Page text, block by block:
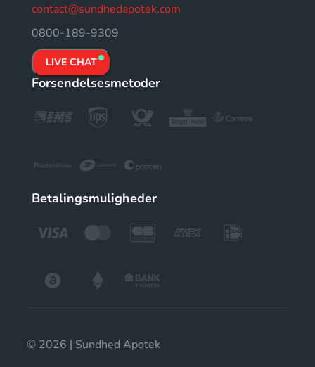
contact@sundhedapotek.com
0800-189-9309
LIVE CHAT
Forsendelsesmetoder
Betalingsmuligheder
© 2026 | Sundhed Apotek